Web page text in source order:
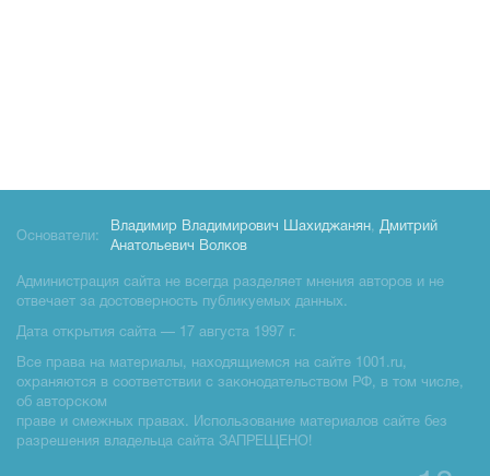
Основатели:
Владимир Владимирович Шахиджанян, Дмитрий
Анатольевич Волков
Администрация сайта не всегда разделяет мнения авторов и не
отвечает за достоверность публикуемых данных.
Дата открытия сайта — 17 августа 1997 г.
Все права на материалы, находящиемся на сайте 1001.ru,
охраняются в соответствии с законодательством РФ, в том числе,
об авторском
праве и смежных правах. Использование материалов сайте без
разрешения владельца сайта ЗАПРЕЩЕНО!